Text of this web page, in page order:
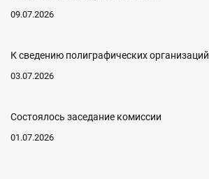
09.07.2026
К сведению полиграфических организаций
03.07.2026
Состоялось заседание комиссии
01.07.2026